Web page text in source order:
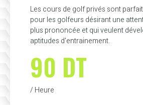
Les cours de golf privés sont
pour les golfeurs désirant une
plus prononcée et qui veulent
aptitudes d'entrainement.
90 DT
/ Heure